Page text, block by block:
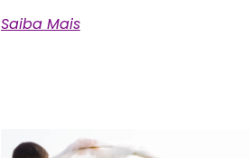
Saiba Mais